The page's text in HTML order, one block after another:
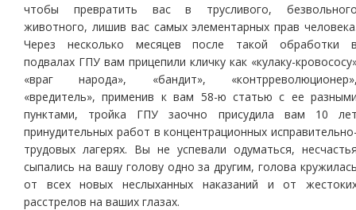
чтобы превратить вас в трусливого,
животного, лишив вас самых элементарных прав
Через несколько месяцев после такой обработки
подвалах ГПУ вам прицепили кличку как «кулаку-
«враг народа», «бандит»,
«вредитель», применив к вам 58-ю статью с ее
пунктами, тройка ГПУ заочно присудила вам 10
принудительных работ в концентрационных
трудовых лагерях. Вы не успевали одуматься,
сыпались на вашу голову одно за другим, голова
от всех новых неслыханных наказаний и от
расстрелов на ваших глазах.